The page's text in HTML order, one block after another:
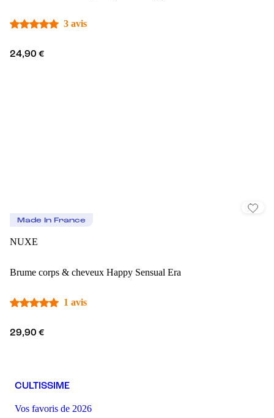
3 avis
24,90 €
Made In France
NUXE
Brume corps & cheveux Happy Sensual Era
1 avis
29,90 €
CULTISSIME
Vos favoris de 2026